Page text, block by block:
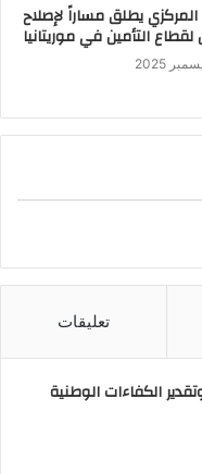
المركزي يطلق مساراً لإصلاح
التأمين في موريتانيا
تعليقات
الكفاءات الوطنية